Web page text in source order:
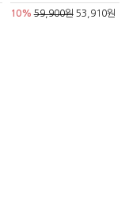
10% 59,900원53,910원